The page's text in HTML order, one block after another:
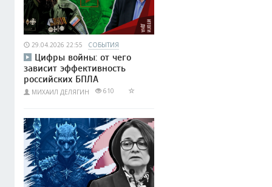
29.04.2026 22:55 СОБЫТИЯ
Цифры войны: от чего
зависит эффективность
российских БПЛА
МИХАИЛ ДЕЛЯГИН 610